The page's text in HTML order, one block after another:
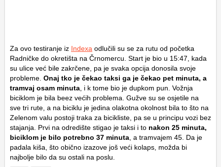
Za ovo testiranje iz Indexa odlučili su se za rutu od početka
Radničke do okretišta na Črnomercu. Start je bio u 15:47, kada
su ulice već bile zakrčene, pa je svaka opcija donosila svoje
probleme. Onaj tko je čekao taksi ga je čekao pet minuta, a
tramvaj osam minuta , i k tome bio je dupkom pun. Vožnja
biciklom je bila beez većih problema. Gužve su se osjetile na
sve tri rute, a na biciklu je jedina olakotna okolnost bila to što na
Zelenom valu postoji traka za bicikliste, pa se u principu vozi bez
stajanja. Prvi na odredište stigao je taksi i to nakon 25 minuta,
biciklom je bilo potrebno 37 minuta , a tramvajem 45. Da je
padala kiša, što obično izazove još veći kolaps, možda bi
najbolje bilo da su ostali na poslu.